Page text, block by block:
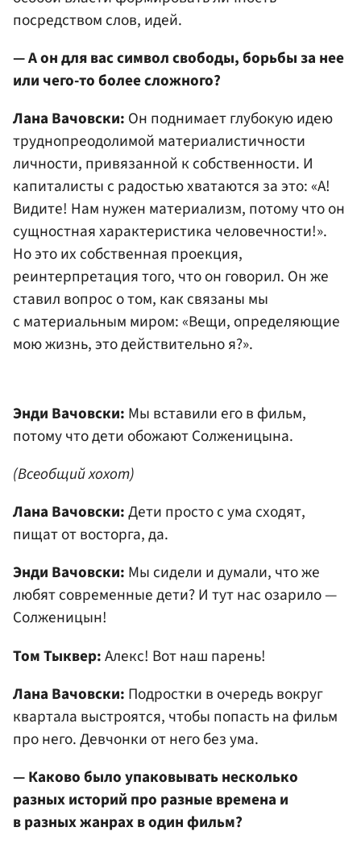
посредством слов, идей.
— А он для вас символ свободы, борьбы за нее
или чего-то более сложного?
Лана Вачовски: Он поднимает глубокую идею
труднопреодолимой материалистичности
личности, привязанной к собственности. И
капиталисты с радостью хватаются за это: «А!
Видите! Нам нужен материализм, потому что он
сущностная характеристика человечности!».
Но это их собственная проекция,
реинтерпретация того, что он говорил. Он же
ставил вопрос о том, как связаны мы
с материальным миром: «Вещи, определяющие
мою жизнь, это действительно я?».
Энди Вачовски: Мы вставили его в фильм,
потому что дети обожают Солженицына.
(Всеобщий хохот)
Лана Вачовски:Дети просто с ума сходят,
пищат от восторга, да.
Энди Вачовски: Мы сидели и думали, что же
любят современные дети? И тут нас озарило —
Солженицын!
Том Тыквер:Алекс! Вот наш парень!
Лана Вачовски: Подростки в очередь вокруг
квартала выстроятся, чтобы попасть на фильм
про него. Девчонки от него без ума.
— Каково было упаковывать несколько
разных историй про разные времена и
в разных жанрах в один фильм?